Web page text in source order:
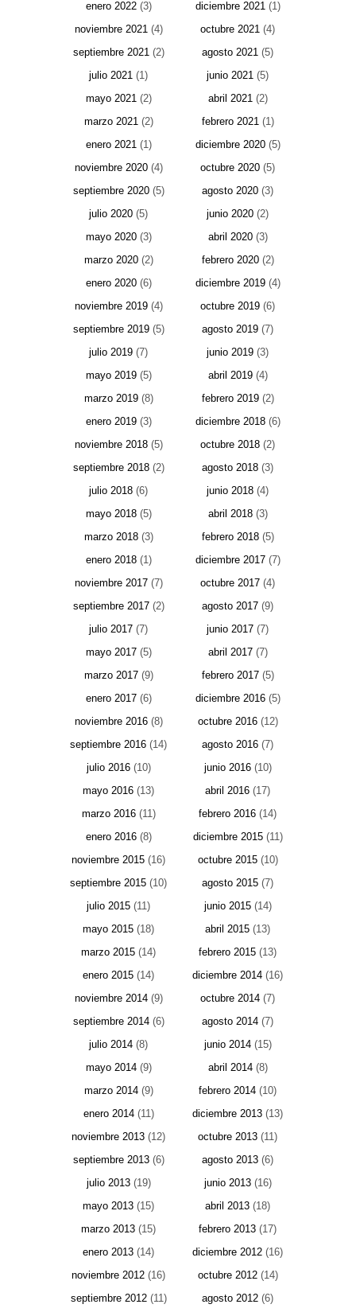
enero 2022(3) diciembre 2021(1)
noviembre 2021(4) octubre 2021 (4)
septiembre 2021(2) agosto 2021 (5)
julio 2021 (1) junio 2021 (5)
mayo 2021(2) abril 2021(2)
marzo 2021(2) febrero 2021(1)
enero 2021(1) diciembre 2020(5)
noviembre 2020(4) octubre 2020 (5)
septiembre 2020(5) agosto 2020 (3)
julio 2020 (5) junio 2020 (2)
mayo 2020(3) abril 2020(3)
marzo 2020(2) febrero 2020(2)
enero 2020(6) diciembre 2019(4)
noviembre 2019(4) octubre 2019 (6)
septiembre 2019(5) agosto 2019 (7)
julio 2019 (7) junio 2019 (3)
mayo 2019(5) abril 2019(4)
marzo 2019(8) febrero 2019(2)
enero 2019(3) diciembre 2018(6)
noviembre 2018(5) octubre 2018 (2)
septiembre 2018(2) agosto 2018 (3)
julio 2018 (6) junio 2018 (4)
mayo 2018(5) abril 2018(3)
marzo 2018(3) febrero 2018(5)
enero 2018(1) diciembre 2017(7)
noviembre 2017(7) octubre 2017 (4)
septiembre 2017(2) agosto 2017 (9)
julio 2017 (7) junio 2017 (7)
mayo 2017(5) abril 2017(7)
marzo 2017(9) febrero 2017(5)
enero 2017(6) diciembre 2016(5)
noviembre 2016(8) octubre 2016(12)
septiembre 2016 (14) agosto 2016 (7)
julio 2016(10) junio 2016(10)
mayo 2016 (13) abril 2016 (17)
marzo 2016(11) febrero 2016 (14)
enero 2016(8) diciembre 2015(11)
noviembre 2015 (16) octubre 2015(10)
septiembre 2015 (10) agosto 2015 (7)
julio 2015 (11) junio 2015(14)
mayo 2015 (18) abril 2015 (13)
marzo 2015 (14) febrero 2015 (13)
enero 2015 (14) diciembre 2014 (16)
noviembre 2014(9) octubre 2014 (7)
septiembre 2014(6) agosto 2014 (7)
julio 2014 (8) junio 2014(15)
mayo 2014(9) abril 2014(8)
marzo 2014(9) febrero 2014 (10)
enero 2014(11) diciembre 2013 (13)
noviembre 2013 (12) octubre 2013 (11)
septiembre 2013(6) agosto 2013 (6)
julio 2013(19) junio 2013(16)
mayo 2013 (15) abril 2013 (18)
marzo 2013 (15) febrero 2013 (17)
enero 2013 (14) diciembre 2012 (16)
noviembre 2012 (16) octubre 2012(14)
septiembre 2012(11) agosto 2012 (6)